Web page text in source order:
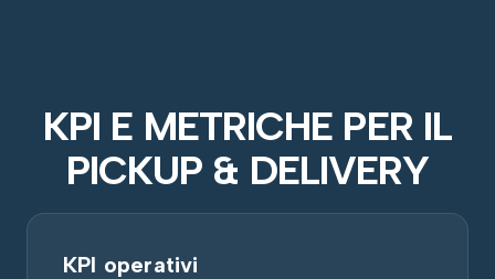
KPI E METRICHE PER IL
PICKUP & DELIVERY
KPI operativi